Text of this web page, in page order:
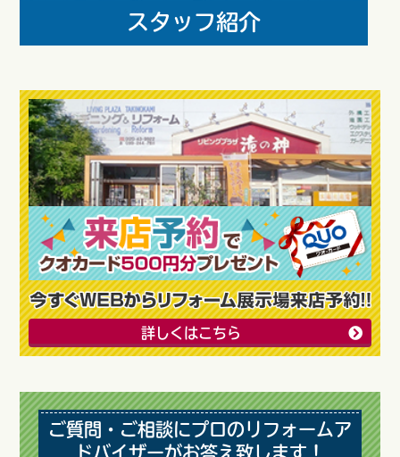
詳しくはこちら
ご質問・ご相談にプロのリフォームア
ドバイザーがお答え致します！